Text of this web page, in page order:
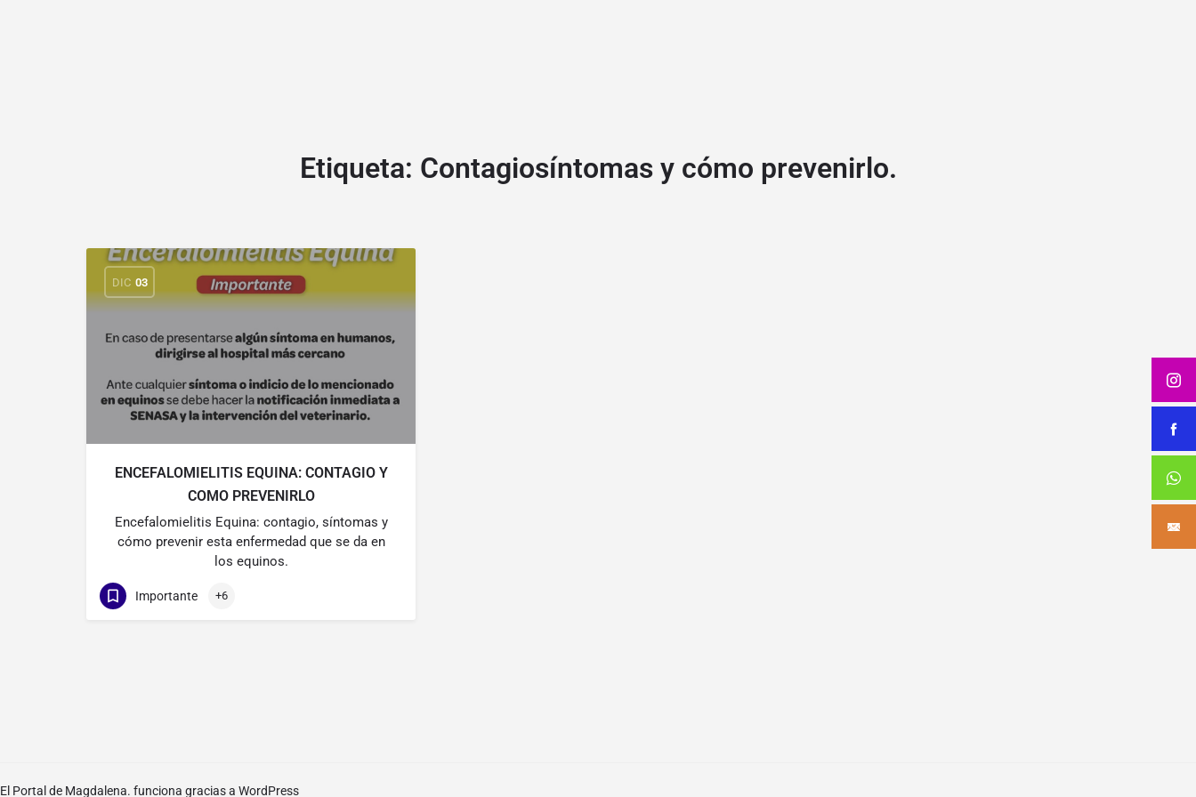
Etiqueta: Contagiosíntomas y cómo prevenirlo.
DIC 03
ENCEFALOMIELITIS EQUINA: CONTAGIO Y
COMO PREVENIRLO
Encefalomielitis Equina: contagio, síntomas y
cómo prevenir esta enfermedad que se da en
los equinos.
Importante +6
El Portal de Magdalena. funciona gracias a WordPress